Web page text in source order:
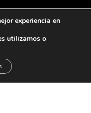
experiencia en
utilizamos o